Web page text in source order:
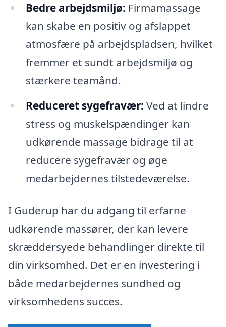
Bedre arbejdsmiljø: Firmamassage
kan skabe en positiv og afslappet
atmosfære på arbejdspladsen, hvilket
fremmer et sundt arbejdsmiljø og
stærkere teamånd.
Reduceret sygefravær: Ved at lindre
stress og muskelspændinger kan
udkørende massage bidrage til at
reducere sygefravær og øge
medarbejdernes tilstedeværelse.
I Guderup har du adgang til erfarne
udkørende massører, der kan levere
skræddersyede behandlinger direkte til
din virksomhed. Det er en investering i
både medarbejdernes sundhed og
virksomhedens succes.